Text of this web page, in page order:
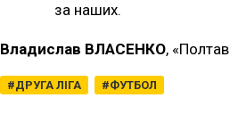
за наших.
Владислав ВЛАСЕНКО,
ДРУГА ЛІГА ФУТБОЛ